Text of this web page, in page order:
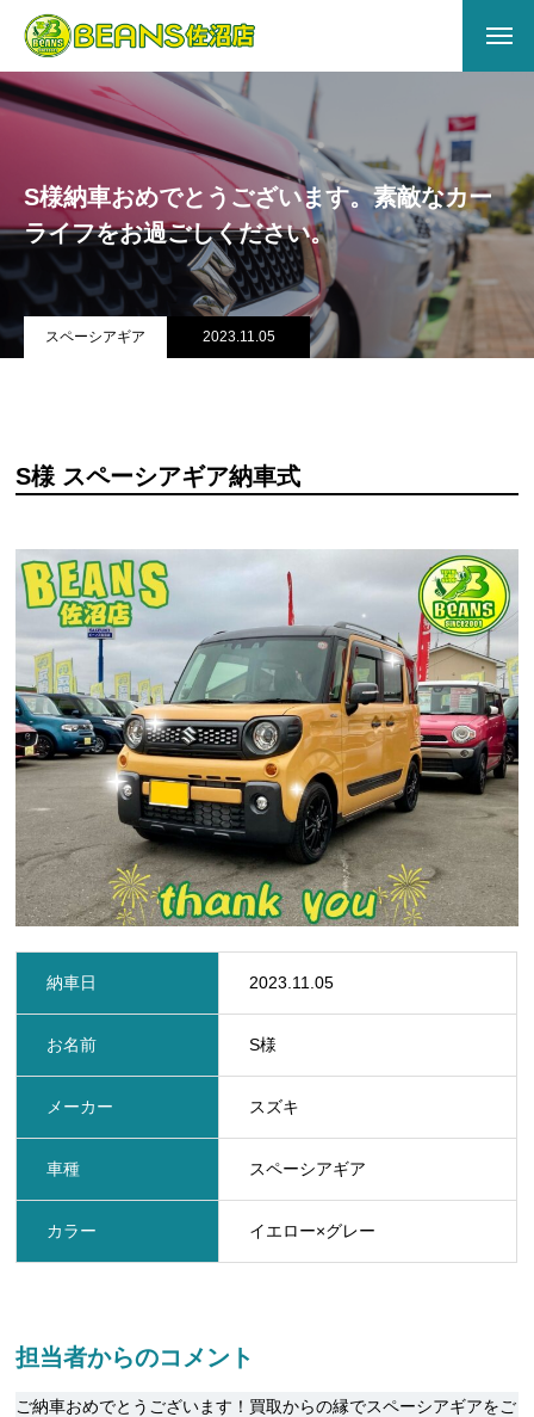
HOME
会社概要
アクセス
店舗情報
定期点検・車検
保険
ビーンズMyカーリース
レッカー
レンタカー
在庫車一覧
お問い合わせ
S様納車おめでとうございます。素敵なカー
ライフをお過ごしください。
スペーシアギア 2023.11.05
S様 スペーシアギア納車式
納車日 2023.11.05
お名前 S様
メーカー スズキ
車種 スペーシアギア
カラー イエロー×グレー
担当者からのコメント
ご納車おめでとうございます！買取からの縁でスペーシアギアをご